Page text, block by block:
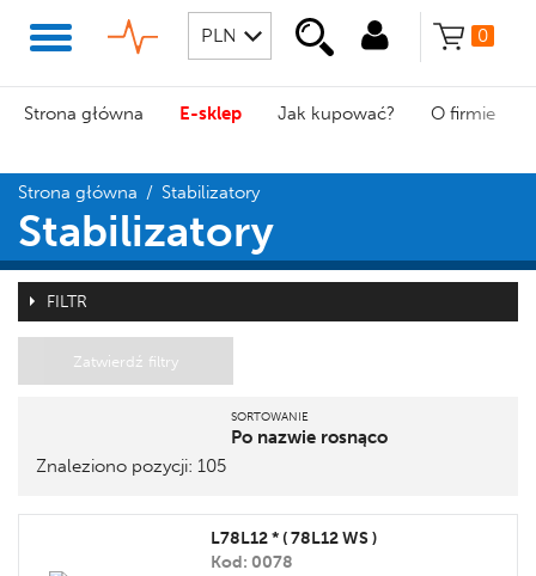
0
Strona główna E-sklep Jak kupować? O firmie
Strona główna / Stabilizatory
Stabilizatory
FILTR
Zatwierdź filtry
SORTOWANIE
Po nazwie rosnąco
Cena
Znaleziono pozycji: 105
L78L12 * ( 78L12 WS )
Kod: 0078